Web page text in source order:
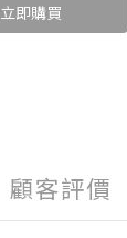
立即購買
顧客評價